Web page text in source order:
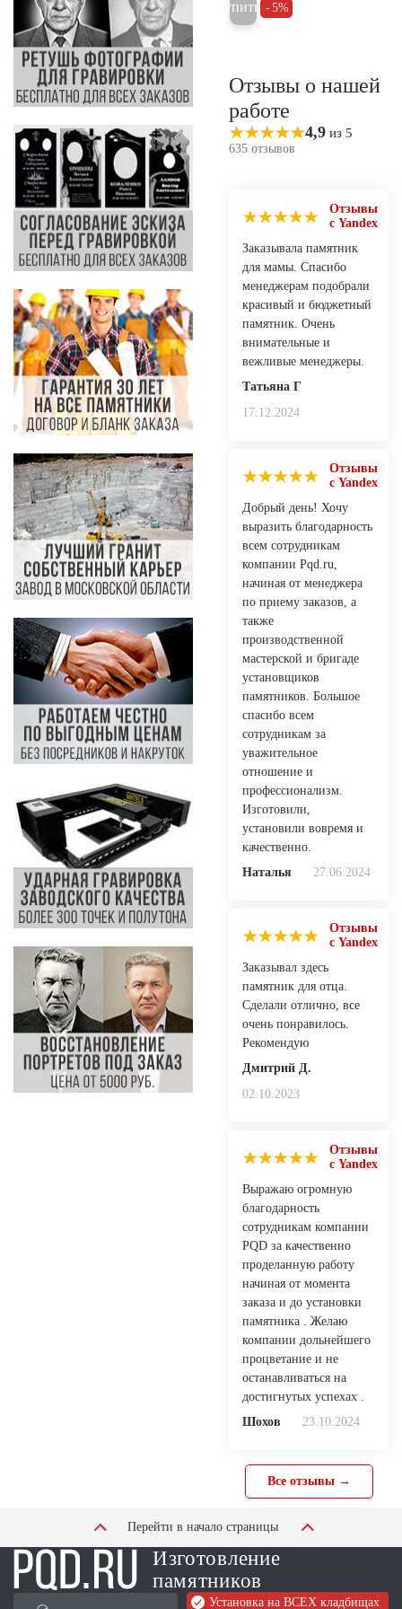
Купить 5%
Отзывы о нашей
работе
4,9 из 5
635 отзывов
Отзывы
с Yandex
Заказывала памятник
для мамы. Спасибо
менеджерам подобрали
красивый и бюджетный
памятник. Очень
внимательные и
вежливые менеджеры.
Татьяна Г
17.12.2024
Отзывы
с Yandex
Добрый день! Хочу
выразить благодарность
всем сотрудникам
компании Pqd.ru,
начиная от менеджера
по приему заказов, а
также
производственной
мастерской и бригаде
установщиков
памятников. Большое
спасибо всем
сотрудникам за
уважительное
отношение и
профессионализм.
Изготовили,
установили вовремя и
качественно.
Наталья
27.06.2024
Отзывы
с Yandex
Заказывал здесь
памятник для отца.
Сделали отлично, все
очень понравилось.
Рекомендую
Дмитрий Д.
02.10.2023
Отзывы
с Yandex
Выражаю огромную
благодарность
сотрудникам компании
PQD за качественно
проделанную работу
начиная от момента
заказа и до установки
памятника . Желаю
компании дольнейшего
процветание и не
останавливаться на
достигнутых успехах .
Шохов
23.10.2024
Все отзывы →
Перейти в начало страницы
Изготовление
памятников
Установка на ВСЕХ кладбищах